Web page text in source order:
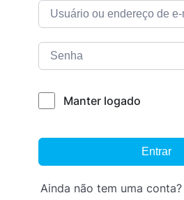
Manter logado
Entrar
Ainda não tem uma conta?